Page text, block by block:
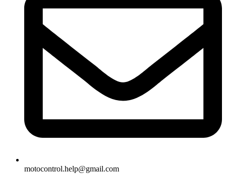
motocontrol.help@gmail.com